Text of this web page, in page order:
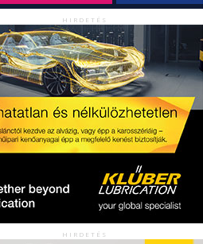
HIRDETÉS
HIRDETÉS